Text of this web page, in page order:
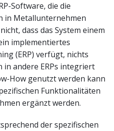
Software, die die
in Metallunternehmen
dass das System einem
implementiertes
(ERP) verfügt, nichts
andere ERPs integriert
How genutzt werden kann
Funktionalitäten
ergänzt werden.
der spezifischen